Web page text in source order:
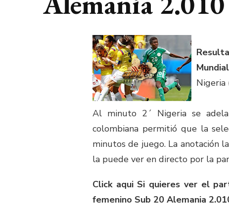
Nigeria
Al minuto 2´ Nigeria se
colombiana permitió que la
minutos de juego. La anotación
la puede ver en directo por la
Click aqui Si quieres ver el
femenino Sub 20 Alemania